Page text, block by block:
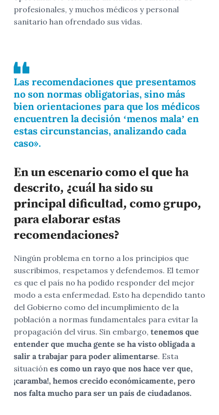
profesionales, y muchos médicos y personal
sanitario han ofrendado sus vidas.
Las recomendaciones que presentamos
no son normas obligatorias, sino más
bien orientaciones para que los médicos
encuentren la decisión ‘menos mala’ en
estas circunstancias, analizando cada
caso».
En un escenario como el que ha
descrito, ¿cuál ha sido su
principal dificultad, como grupo,
para elaborar estas
recomendaciones?
Ningún problema en torno a los principios que
suscribimos, respetamos y defendemos. El temor
es que el país no ha podido responder del mejor
modo a esta enfermedad. Esto ha dependido tanto
del Gobierno como del incumplimiento de la
población a normas fundamentales para evitar la
propagación del virus. Sin embargo, tenemos que
entender que mucha gente se ha visto obligada a
salir a trabajar para poder alimentarse. Esta
situación es como un rayo que nos hace ver que,
¡caramba!, hemos crecido económicamente, pero
nos falta mucho para ser un país de ciudadanos.